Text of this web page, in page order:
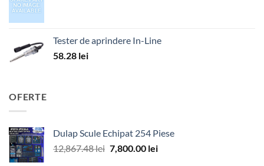
Tester de aprindere In-Line
58.28 lei
OFERTE
Dulap Scule Echipat 254 Piese
12,867.48lei Prețul
7,800.00 leiPrețul